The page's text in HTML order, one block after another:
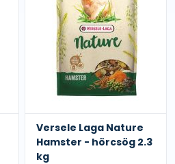
Versele Laga Nature
Hamster - hörcsög 2.3
kg